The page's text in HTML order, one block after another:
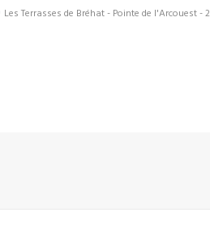
Les Terrasses de Bréhat - Pointe de l'Arcouest -